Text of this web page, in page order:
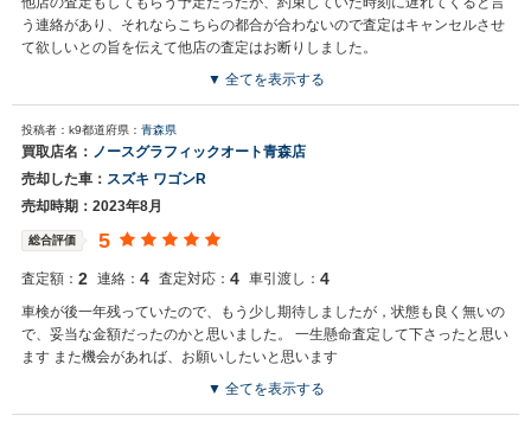
う連絡があり、それならこちらの都合が合わないので査定はキャンセルさせ
て欲しいとの旨を伝えて他店の査定はお断りしました。
▼ 全てを表示する
投稿者：k9都道府県： 青森県
買取店名： ノースグラフィックオート青森店
売却した車： スズキ ワゴンR
売却時期：2023年8月
総合評価 5
査定額： 2 連絡： 4 査定対応： 4 車引渡し： 4
車検が後一年残っていたので、もう少し期待しましたが，状態も良く無いの
で、妥当な金額だったのかと思いました。 一生懸命査定して下さったと思い
ます また機会があれば、お願いしたいと思います
▼ 全てを表示する